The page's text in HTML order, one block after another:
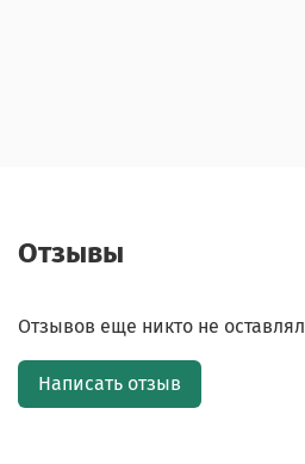
Отзывы
Отзывов еще никто не оставлял
Написать отзыв